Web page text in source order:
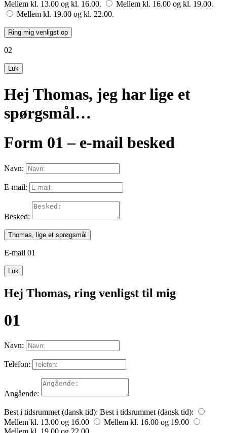
Mellem kl. 13.00 og kl. 16.00.
Mellem kl. 16.00 og kl. 19.00.
Mellem kl. 19.00 og kl. 22.00.
Ring mig venligst op
02
Luk
Hej Thomas, jeg har lige et
spørgsmål…
Form 01 – e-mail besked
Navn:
E-mail:
Besked:
Thomas, lige et sprøgsmål
E-mail 01
Luk
Hej Thomas, ring venligst til mig
01
Navn:
Telefon:
Angående:
Best i tidsrummet (dansk tid): Best i tidsrummet (dansk tid):
Mellem kl. 13.00 og 16.00
Mellem kl. 16.00 og 19.00